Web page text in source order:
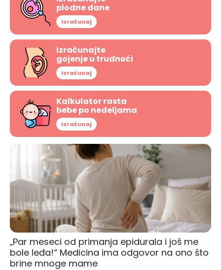
plodne dane
Izračunaj
Izračunajte
gojenje u trudnoći
Izračunaj
Kalkulator rasta
bebe po nedeljama
Izračunaj
„Par meseci od primanja epidurala i još me
bole leđa!“ Medicina ima odgovor na ono što
brine mnoge mame